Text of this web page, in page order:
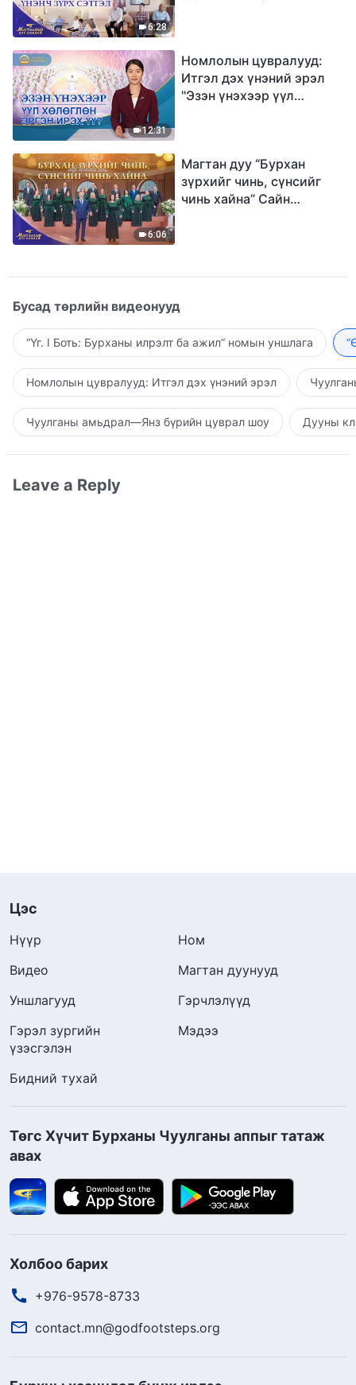
6:28
12:31
Номлолын цувралууд:
Итгэл дэх үнэний эрэл
"Эзэн үнэхээр үүл
6:06
Магтан дуу “Бурхан
зүрхийг чинь, сүнсийг
чинь хайна” Сайн
Бусад төрлийн видеонууд
“Үг. I Боть: Бурханы илрэлт ба ажил” номын уншлага
Номлолын цувралууд: Итгэл дэх үнэний эрэл
Чуулганы амьдрал—Янз бүрийн цуврал шоу Дууны
Leave a Reply
Цэс
Нүүр
Ном
Видео
Магтан дуунууд
Уншлагууд
Гэрчлэлүүд
Гэрэл зургийн
үзэсгэлэн
Мэдээ
Бидний тухай
Төгс Хүчит Бурханы Чуулганы аппыг татаж
авах
Холбоо барих
+976-9578-8733
contact.mn@godfootsteps.org